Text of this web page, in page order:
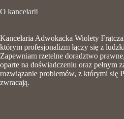
O kancelarii
Kancelaria Adwokacka Wiolety
którym profesjonalizm łączy się z
Zapewniam rzetelne doradztwo
oparte na doświadczeniu oraz pełnym
rozwiązanie problemów, z którymi się
zwracają.